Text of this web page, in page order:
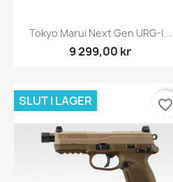
Snabbvy
Tokyo Marui Next Gen URG-I...
9 299,00 kr
SLUT I LAGER favorite_border